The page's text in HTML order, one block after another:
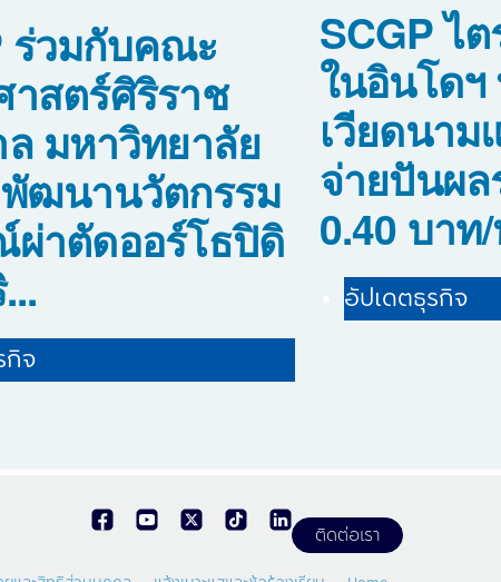
ร่วมกับคณะ
สตร์ศิริราช
มหาวิทยาลัย
ฒนานวัตกรรม
าตัดออร์โธปิดิ
กิจ
SCGP ไ
ในอินโดฯ
เวียดนาม
จ่ายปันผล
0.40 บาท
อัปเดตธุรกิจ
ติดต่อเรา